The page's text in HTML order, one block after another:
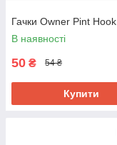
Гачки Owner Pint Hook
В наявності
50 ₴ 54 ₴
Купити